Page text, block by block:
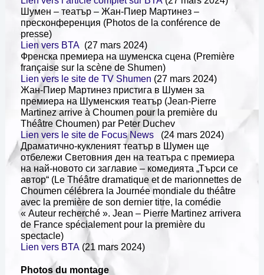
Шумен – театър – Жан-Пиер Мартинез –
пресконференция (Photos de la conférence de
presse)
Lien vers BTA (27 mars 2024)
Френска премиера на шуменска сцена (Première
française sur la scène de Shumen)
Lien vers le site de TV Shumen (27 mars 2024)
Жан-Пиер Мартинез пристига в Шумен за
премиера на Шуменския театър (Jean-Pierre
Martinez arrive à Choumen pour la première du
Théâtre Choumen) par Peter Duchev
Lien vers le site de Focus News
(24 mars 2024)
Драматично-кукленият театър в Шумен ще
отбележи Световния ден на театъра с премиера
на най-новото си заглавие – комедията „Търси се
автор“ (Le Théâtre dramatique et de marionnettes de
Choumen célébrera la Journée mondiale du théâtre
avec la première de son dernier titre, la comédie
« Auteur recherché ». Jean – Pierre Martinez arrivera
de France spécialement pour la première du
spectacle)
Lien vers BTA(21 mars 2024)
Photos du montage